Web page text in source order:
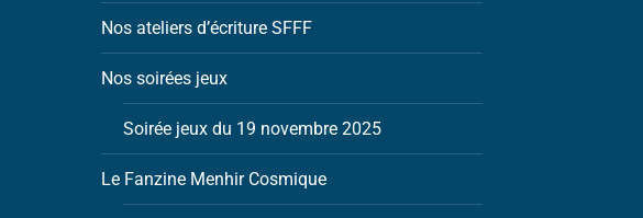
Nos ateliers d’écriture SFFF
Nos soirées jeux
Soirée jeux du 19 novembre 2025
Le Fanzine Menhir Cosmique